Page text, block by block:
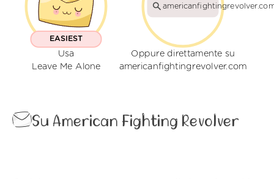
EASIEST
Usa
Leave Me Alone
Oppure direttamente su
americanfightingrevolver.com
Su American Fighting Revolver